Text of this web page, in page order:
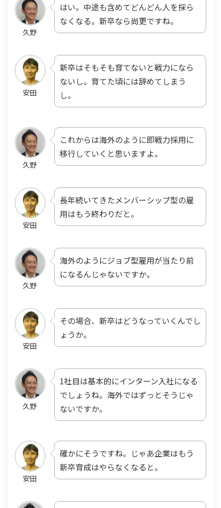
久野
はい。中途も含めてどんどん人を採ら
なくなる。新卒なら尚更ですね。
安田
新卒はそもそも育てないと戦力になら
ないし。育てた頃には辞めてしまう
し。
久野
これからは海外のように即戦力採用に
移行していくと思いますよ。
安田
長年続いてきたメンバーシップ型の雇
用はもう終わりだと。
久野
海外のようにジョブ型雇用が当たり前
になるんじゃないですか。
安田
その場合、新卒はどうなっていくんでし
ょうか。
久野
1社目は基本的にインターン入社になる
でしょうね。海外ではずっとそうじゃ
ないですか。
安田
確かにそうですね。じゃあ企業はもう
新卒育成はやらなくなると。